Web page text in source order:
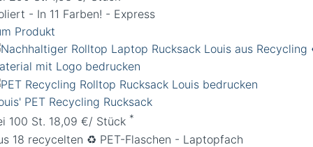
- In 11 Farben! - Express
Produkt
PET Recycling Rucksack
100 St. 18,09 €/ Stück *
18 recycelten ♻️ PET-Flaschen - Laptopfach